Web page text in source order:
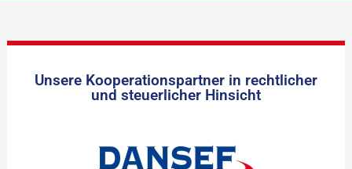
Unsere Kooperationspartner in rechtlicher
und steuerlicher Hinsicht